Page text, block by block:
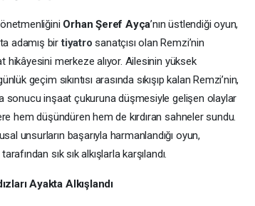
Orhan Şeref Ayça’nın üstlendiği oyun,
adamış birtiyatrosanatçısı olan Remzi’nin
hikâyesini merkeze alıyor. Ailesinin yüksek
geçim sıkıntısı arasında sıkışıp kalan Remzi’nin,
sonucu inşaat çukuruna düşmesiyle gelişen olaylar
hem düşündüren hem de kırdıran sahneler sundu.
unsurların başarıyla harmanlandığı oyun,
sık sık alkışlarla karşılandı.
Ayakta Alkışlandı